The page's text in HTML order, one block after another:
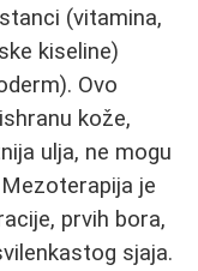
(vitamina,
kiseline)
Ovo
kože,
ulja, ne mogu
je
prvih bora,
sjaja.